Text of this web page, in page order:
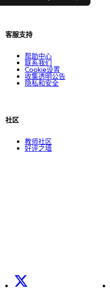
客服支持
帮助中心
联系我们
Cookie设置
收集透明公告
隐私和安全
社区
教师社区
好评之墙
X